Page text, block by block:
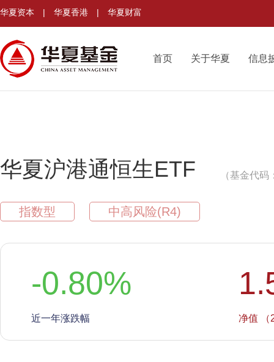
华夏资本 | 华夏香港 | 华夏财富
首页 关于华夏 信息
华夏沪港通恒生ETF （基金代
指数型 中高风险(R4)
-0.80%
近一年涨跌幅 净值 （